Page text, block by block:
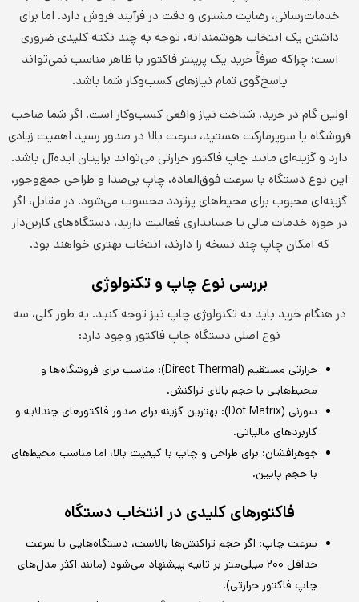
خدمات‌رسانی، رضایت مشتری و دقت در فرآیند فروش دارد. اما برای
داشتن یک انتخاب هوشمندانه، توجه به چند نکته کلیدی ضروری
است؛ چراکه صرفاً خرید یک پرینتر فاکتور با ظاهر مناسب نمی‌تواند
پاسخ‌گوی تمام نیازهای کسب‌وکار شما باشد.
اولین گام در خرید، شناخت نیاز واقعی کسب‌وکار است. اگر شما صاحب
فروشگاه یا سوپرمارکت هستید، سرعت بالا در صدور رسید اهمیت زیادی
دارد و گزینه‌ای مانند چاپ فاکتور حرارتی می‌تواند برایتان ایده‌آل باشد.
این نوع دستگاه با سرعت فوق‌العاده، چاپ بی‌صدا و طراحی جمع‌وجور،
گزینه‌ای محبوب برای محیط‌های پرتردد محسوب می‌شود. در مقابل، اگر
در حوزه خدمات مالی یا حسابداری فعالیت دارید، دستگاه‌های کاربن‌دار
که امکان چاپ چند نسخه را دارند، انتخاب بهتری خواهند بود.
بررسی نوع چاپ و تکنولوژی
در هنگام خرید باید به تکنولوژی چاپ نیز توجه کنید. به طور کلی، سه
نوع اصلی دستگاه چاپ فاکتور وجود دارد:
حرارتی مستقیم (Direct Thermal): مناسب برای فروشگاه‌ها و
محیط‌هایی با حجم بالای تراکنش.
سوزنی (Dot Matrix): بهترین گزینه برای صدور فاکتورهای چندلایه و
کاربردهای مالیاتی.
جوهرافشان: برای طراحی و چاپ با کیفیت بالا، اما مناسب محیط‌های
با حجم پایین.
فاکتورهای کلیدی در انتخاب دستگاه
سرعت چاپ: اگر حجم تراکنش‌ها بالاست، دستگاه‌هایی با سرعت
حداقل ۲۰۰ میلی‌متر بر ثانیه پیشنهاد می‌شود (مانند اکثر مدل‌های
چاپ فاکتور حرارتی).